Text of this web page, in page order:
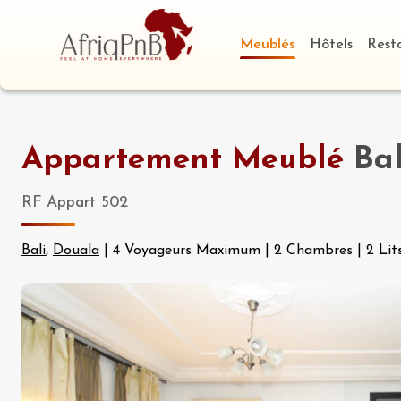
Meublés Hôtels
Appartement Meublé
RF Appart 502
Bali, Douala 4 Voyageurs Maximum 2 Chambres 2